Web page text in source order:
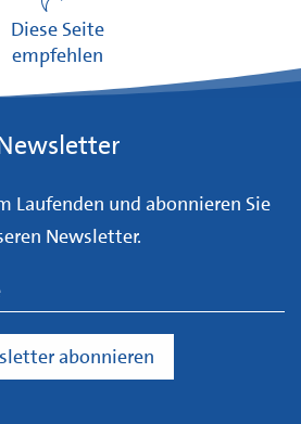
Diese Seite
empfehlen
Laufenden und abonnieren Sie
Newsletter.